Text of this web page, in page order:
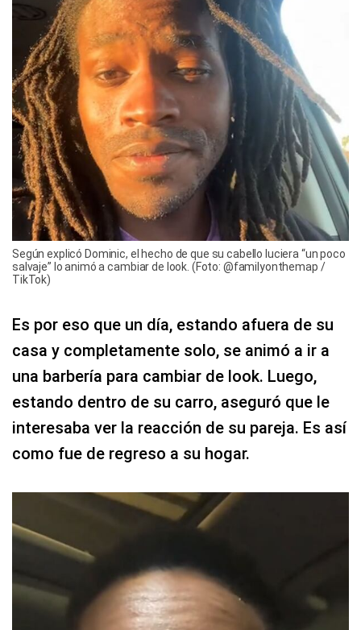
Según explicó Dominic, el hecho de que su cabello luciera “un poco
salvaje” lo animó a cambiar de look. (Foto: @familyonthemap /
TikTok)
Es por eso que un día, estando afuera de su
casa y completamente solo, se animó a ir a
una barbería para cambiar de look. Luego,
estando dentro de su carro, aseguró que le
interesaba ver la reacción de su pareja. Es así
como fue de regreso a su hogar.